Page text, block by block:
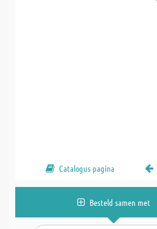
Catalogus pagina
Besteld samen met